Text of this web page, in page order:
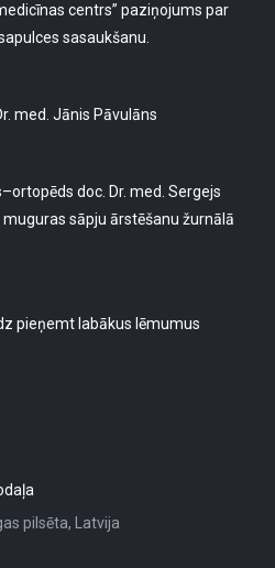
centrs” paziņojums par
sasaukšanu.
med. Jānis Pāvulāns
doc. Dr. med. Sergejs
sāpju ārstēšanu žurnālā
pieņemt labākus lēmumus
pilsēta, Latvija